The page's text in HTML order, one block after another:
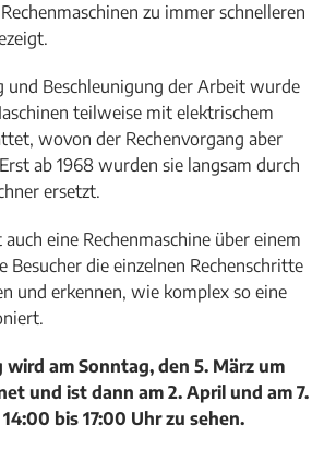
zu immer schnelleren
und Beschleunigung der Arbeit wurde
teilweise mit elektrischem
wovon der Rechenvorgang aber
ab 1968 wurden sie langsam durch
ersetzt.
eine Rechenmaschine über einem
Besucher die einzelnen Rechenschritte
und erkennen, wie komplex so eine
am Sonntag, den 5. März um
und ist dann am 2. April und am 7.
bis 17:00 Uhr zu sehen.